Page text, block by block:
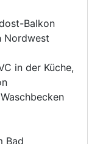
Balkon
Nordwest
in der Küche,
Bad